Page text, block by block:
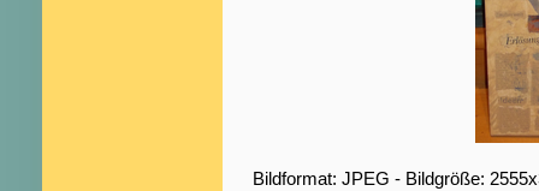
Bildformat: JPEG - Bildgröße: